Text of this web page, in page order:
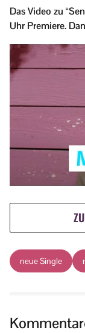
Das Video zu
Uhr Premiere.
neue Single